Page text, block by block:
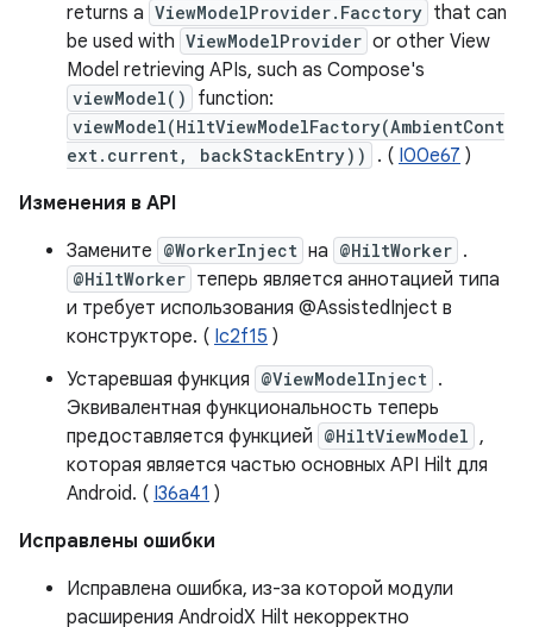
returns a ViewModelProvider.Facctory that can
be used with ViewModelProvider or other View
Model retrieving APIs, such as Compose's
viewModel() function:
viewModel(HiltViewModelFactory(AmbientCont
ext.current, backStackEntry))
. ( I00e67 )
Изменения в API
Замените @WorkerInject на @HiltWorker .
@HiltWorker теперь является аннотацией типа
и требует использования @AssistedInject в
конструкторе. ( Ic2f15 )
Устаревшая функция @ViewModelInject .
Эквивалентная функциональность теперь
предоставляется функцией @HiltViewModel ,
которая является частью основных API Hilt для
Android. ( I36a41 )
Исправлены ошибки
Исправлена ​​ошибка, из-за которой модули
расширения AndroidX Hilt некорректно